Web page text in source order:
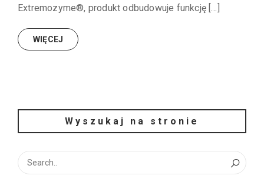
Extremozyme®, produkt odbudowuje funkcję […]
WIĘCEJ
Wyszukaj na stronie